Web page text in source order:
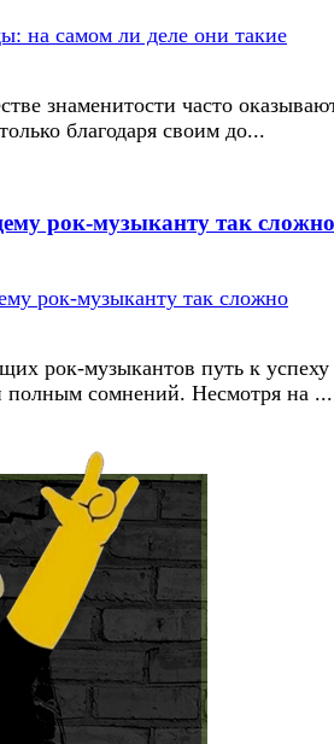
знаменитости часто
благодаря своим до...
рок-музыканту так сложно
рок-музыкантов путь к успеху
полным сомнений. Несмотря на ...